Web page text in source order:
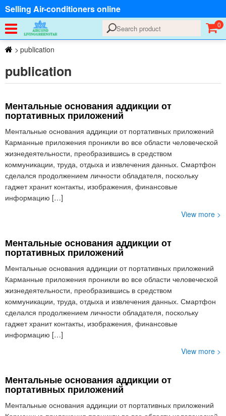
Selling Air-conditioners online
0
> publication
publication
Ментальные основания аддикции от
портативных приложений
Ментальные основания аддикции от портативных приложений
Карманные приложения проникли во все области человеческой
жизнедеятельности, преобразившись в средством
коммуникации, труда, отдыха и извлечения данных. Смартфон
сделался продолжением личности обладателя, поскольку
гаджет хранит контакты, изображения, финансовые
информацию […]
View more >
Ментальные основания аддикции от
портативных приложений
Ментальные основания аддикции от портативных приложений
Карманные приложения проникли во все области человеческой
жизнедеятельности, преобразившись в средством
коммуникации, труда, отдыха и извлечения данных. Смартфон
сделался продолжением личности обладателя, поскольку
гаджет хранит контакты, изображения, финансовые
информацию […]
View more >
Ментальные основания аддикции от
портативных приложений
Ментальные основания аддикции от портативных приложений